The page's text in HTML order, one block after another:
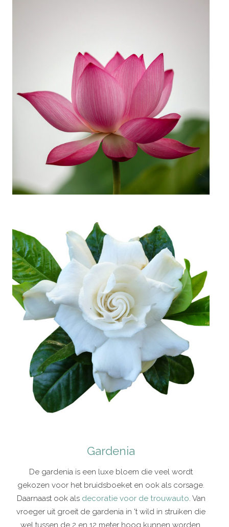
Gardenia
De gardenia is een luxe bloem die veel wordt
gekozen voor het bruidsboeket en ook als corsage.
Daarnaast ook als decoratie voor de trouwauto. Van
vroeger uit groeit de gardenia in 't wild in struiken die
wel tussen de 2 en 12 meter hoog kunnen worden.